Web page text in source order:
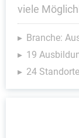
viele
Branche:
19
24 Standorte